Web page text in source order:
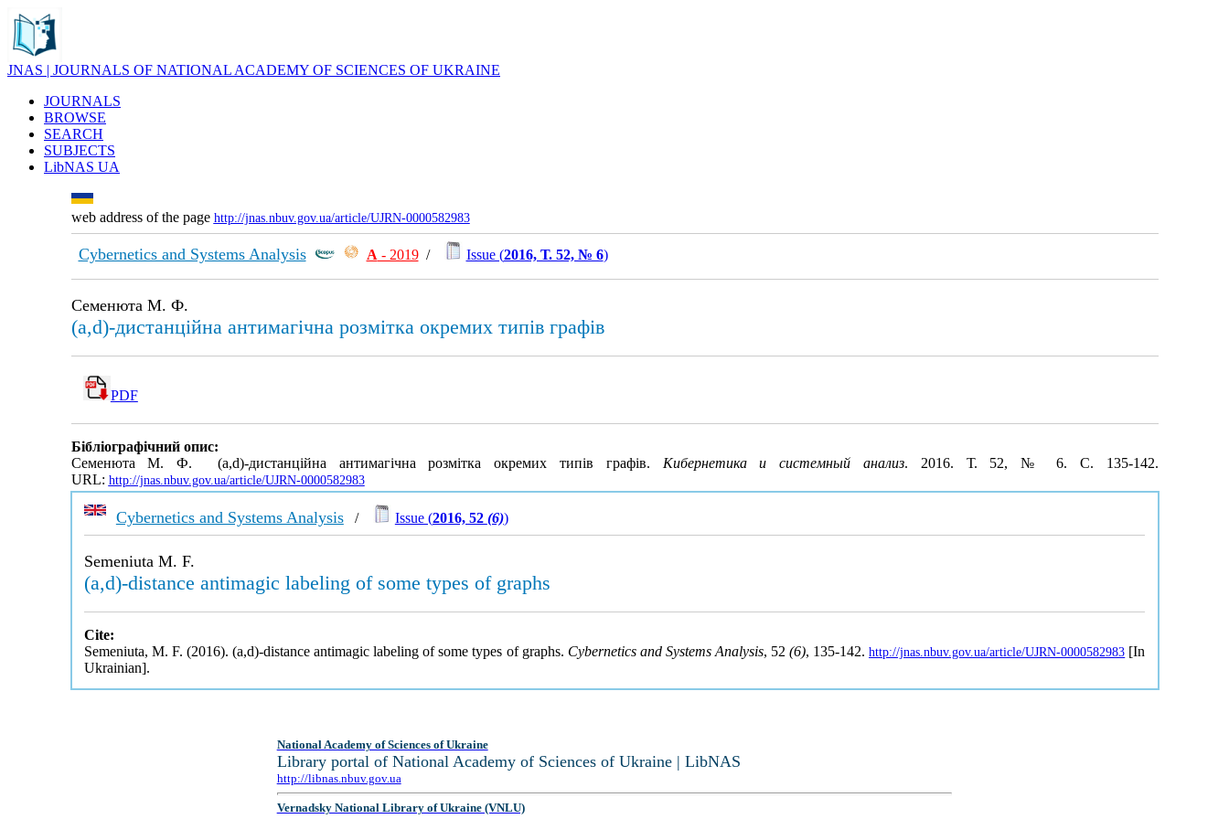
JNAS | JOURNALS OF NATIONAL ACADEMY OF SCIENCES OF UKRAINE
JOURNALS
BROWSE
SEARCH
SUBJECTS
LibNAS UA
web address of the page http://jnas.nbuv.gov.ua/article/UJRN-0000582983
Cybernetics and Systems Analysis А - 2019/ Issue (2016, Т. 52, № 6)
Семенюта М. Ф.
(a,d)-дистанційна антимагічна розмітка окремих типів графів
PDF
Бібліографічний опис:
Семенюта М. Ф. (a,d)-дистанційна антимагічна розмітка окремих типів графів. Кибернетика и системный анализ. 2016. Т. 52, № 6. С. 135-142.
URL: http://jnas.nbuv.gov.ua/article/UJRN-0000582983
Cybernetics and Systems Analysis/ Issue (2016, 52 (6))
Semeniuta M. F.
(a,d)-distance antimagic labeling of some types of graphs
Cite:
Semeniuta, M. F. (2016). (a,d)-distance antimagic labeling of some types of graphs. Cybernetics and Systems Analysis, 52 (6), 135-142.http://jnas.nbuv.gov.ua/article/UJRN-0000582983 [In
Ukrainian].
National Academy of Sciences of Ukraine
Library portal of National Academy of Sciences of Ukraine | LibNAS
http://libnas.nbuv.gov.ua
Vernadsky National Library of Ukraine (VNLU)